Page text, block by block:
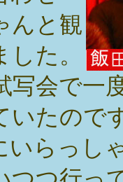
んと観
た。
写会で一
いたので
いらっし